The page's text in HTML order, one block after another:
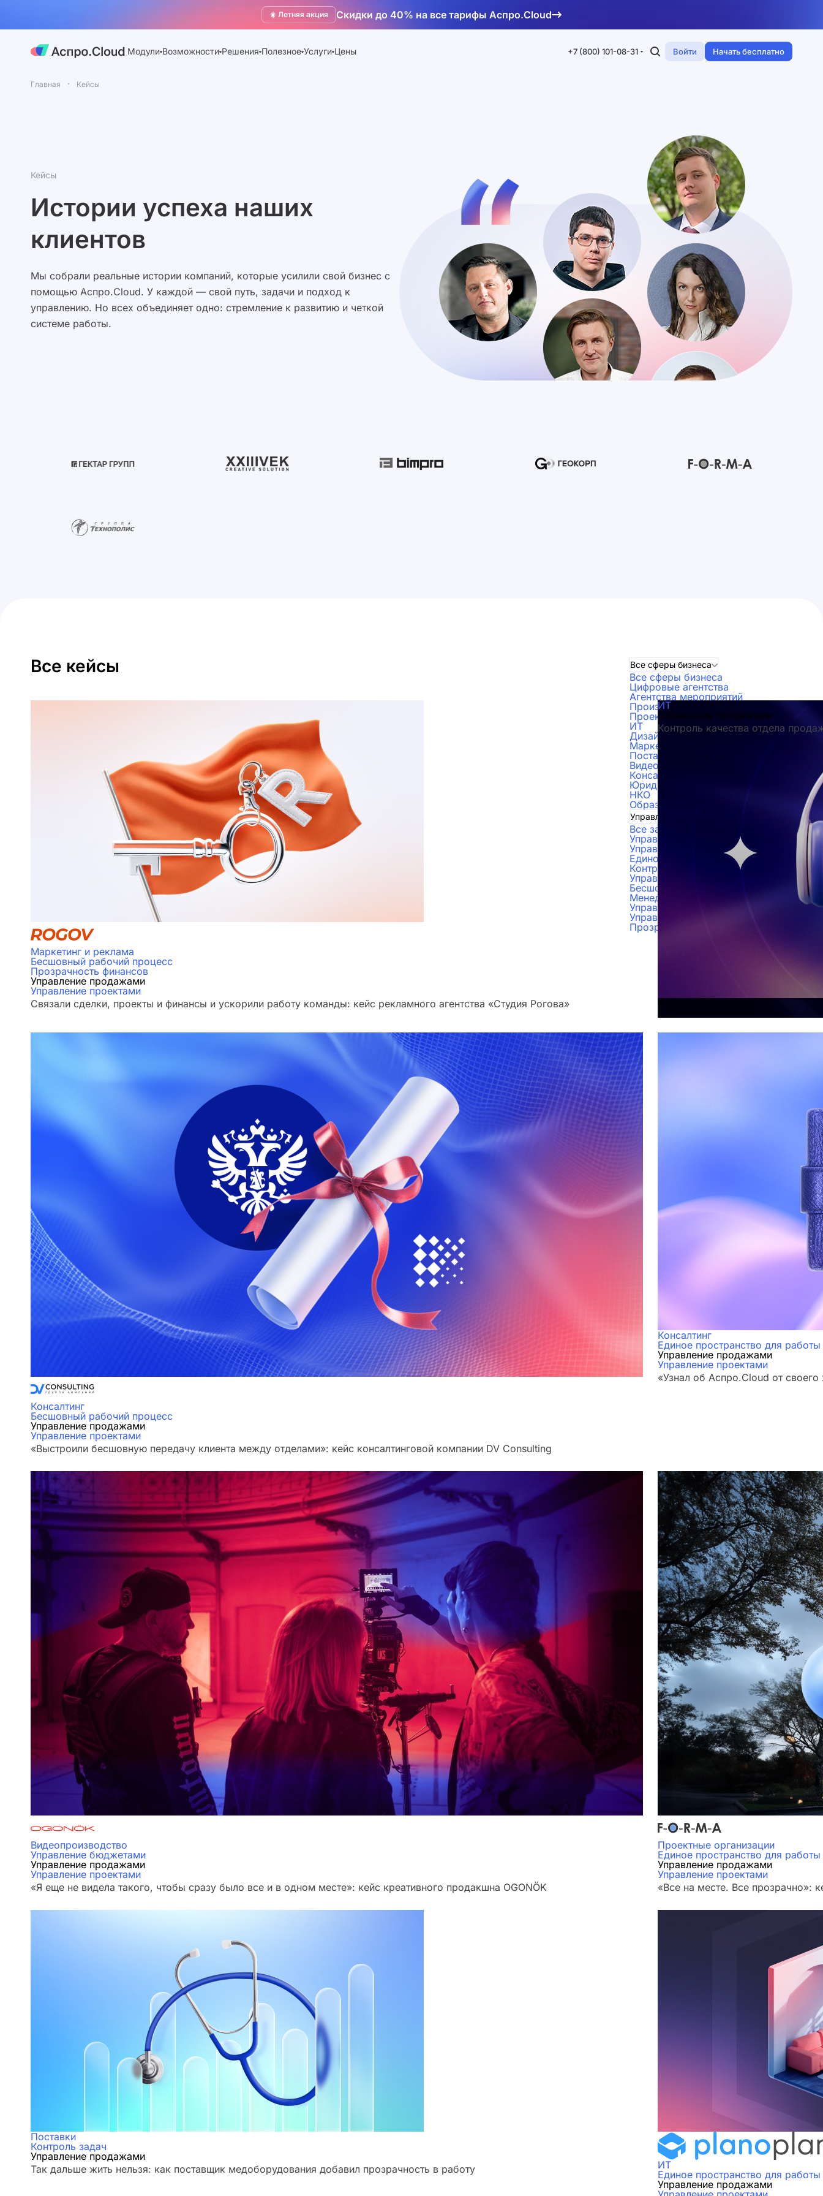
☀️ Летняя акция Скидки до 40% на все тарифы Аспро.Cloud
Модули Возможности Решения Полезное Услуги Цены +7 (800) 101-08-31 Войти Начать бесплатно
Главная Кейсы
Кейсы
Истории успеха наших
клиентов
Мы собрали реальные истории компаний, которые усилили свой бизнес с
помощью Аспро.Cloud. У каждой — свой путь, задачи и подход к
управлению. Но всех объединяет одно: стремление к развитию и четкой
системе работы.
Все кейсы Все сферы бизнеса
Все сферы бизнеса
Цифровые агентства
Агентства мероприятий
Производство
Проектные организации
ИТ
Дизайнеры
Маркетинг и реклама
Поставки
Видеопроизводство
Консалтинг
Юридические компании
НКО
Образование
Управление продажами
Все задачи
Управление бюджетами
Управление проектами
Единое пространство для работы
Контроль задач
Управление продажами
Бесшовный рабочий процесс
Менеджмент персонала
Управление складским учетом
Управление документами
Прозрачность финансов
Маркетинг и реклама
Бесшовный рабочий процесс
Прозрачность финансов
Управление продажами
Управление проектами
Связали сделки, проекты и финансы и ускорили работу команды: кейс рекламного агентства «Студия Рогова»
ИТ
Управление продажами
Контроль качества отдела
Консалтинг
Бесшовный рабочий процесс
Управление продажами
Управление проектами
«Выстроили бесшовную передачу клиента между отделами»: кейс консалтинговой компании DV Consulting
Консалтинг
Единое пространство для работы
Управление продажами
Управление проектами
«Узнал об Аспро.Cloud от
Видеопроизводство
Управление бюджетами
Управление продажами
Управление проектами
«Я еще не видела такого, чтобы сразу было все и в одном месте»: кейс креативного продакшна OGONÖK
Проектные организации
Единое пространство для работы
Управление продажами
Управление проектами
«Все на месте. Все прозрачно»:
Поставки
Контроль задач
Управление продажами
Так дальше жить нельзя: как поставщик медоборудования добавил прозрачность в работу
ИТ
Единое пространство для работы
Управление продажами